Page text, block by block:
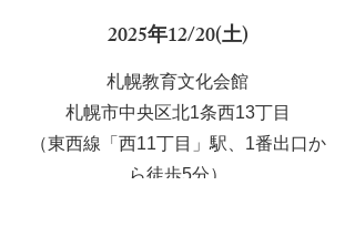
2025年12/20(土)
札幌教育文化会館
札幌市中央区北1条西13丁目
（東西線「西11丁目」駅、1番出口か
ら徒歩5分）